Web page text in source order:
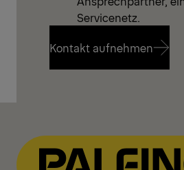
Servicenetz.
Kontakt aufnehmen